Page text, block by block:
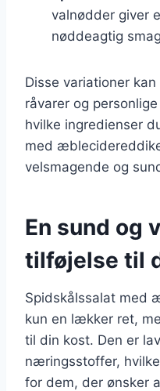
valnødder giver
nøddeagtig
Disse variationer
råvarer og
hvilke ingredienser
med
velsmagende og
En sund og
tilføjelse til
Spidskålssalat med
kun en lækker ret,
til din kost. Den er
næringsstoffer,
for dem, der ønsker